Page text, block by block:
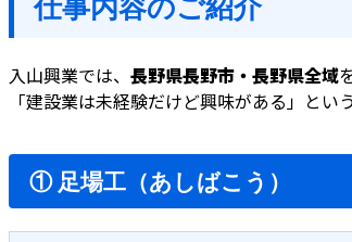
入山興業では、 長野県長野市・長野県全域
「建設業は未経験だけど興味がある」と
① 足場工（あしばこう）